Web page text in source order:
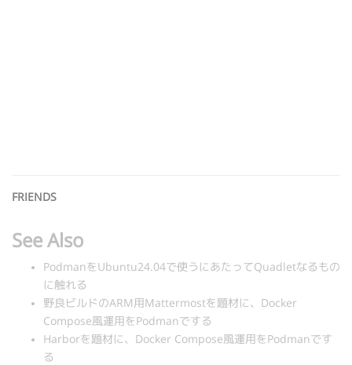
FRIENDS
See Also
PodmanをUbuntu24.04で使うにあたってQuadletなるもの
に触れる
野良ビルドのARM用Mattermostを題材に、Docker
Compose風運用をPodmanでする
Harborを題材に、Docker Compose風運用をPodmanです
る